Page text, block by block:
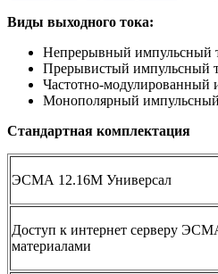
Виды выходного тока:
Непрерывный импульсный
Прерывистый импульсный
Частотно-модулированный
Монополярный
Стандартная комплектация
ЭСМА 12.16М Универсал
Доступ к интернет серверу
материалами